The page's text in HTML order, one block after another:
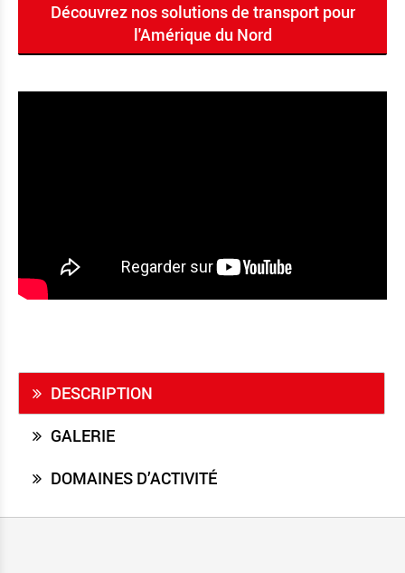
Découvrez nos solutions de transport pour
l'Amérique du Nord
DESCRIPTION
GALERIE
DOMAINES D’ACTIVITÉ